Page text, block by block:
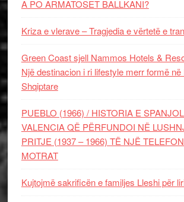
A PO ARMATOSET BALLKANI?
Kriza e vlerave – Tragjedia e vërtetë e
Green Coast sjell Nammos Hotels &
Një destinacion i ri lifestyle merr formë në
Shqiptare
PUEBLO (1966) / HISTORIA E
VALENCIA QË PËRFUNDOI NË
PRITJE (1937 – 1966) TË NJË
MOTRAT
Kujtojmë sakrificën e familjes Lleshi për